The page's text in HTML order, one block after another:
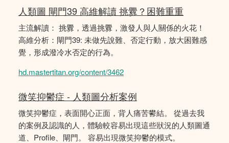
人類圖 閘門39 高維解讀 挑釁？困難重重
主流解讀： 挑釁，透過挑釁，激發人與人關係的火花！
高維分析：閘門39: 未做先說難、否定行動，放大困難感
覺，形成潑冷水否定的行為。
hd.mastertitan.org/content/3462
微笑抑鬱症 - 人類圖分析案例
微笑抑鬱症，表面開心正面，背人痛苦鬰結。 從過去我
的案例及認識的人，體驗較容易出現這些狀況的人類圖通
道、Profile、閘門。 容易出現微笑抑鬱的模式。